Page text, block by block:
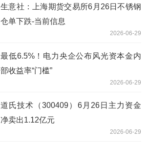
生意社：上海期货交易所6月26日不锈钢
仓单下跌-当前信息
2026-06-29
最低6.5%！电力央企公布风光资本金内
部收益率“门槛”
2026-06-29
道氏技术（300409）6月26日主力资金
净卖出1.12亿元
2026-06-29